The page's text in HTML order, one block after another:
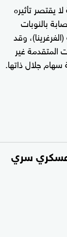
يقتصر تأثيره
بالنوبات
وقد
المتقدمة غير
سهام جلال ذاتها.
عسكري سري